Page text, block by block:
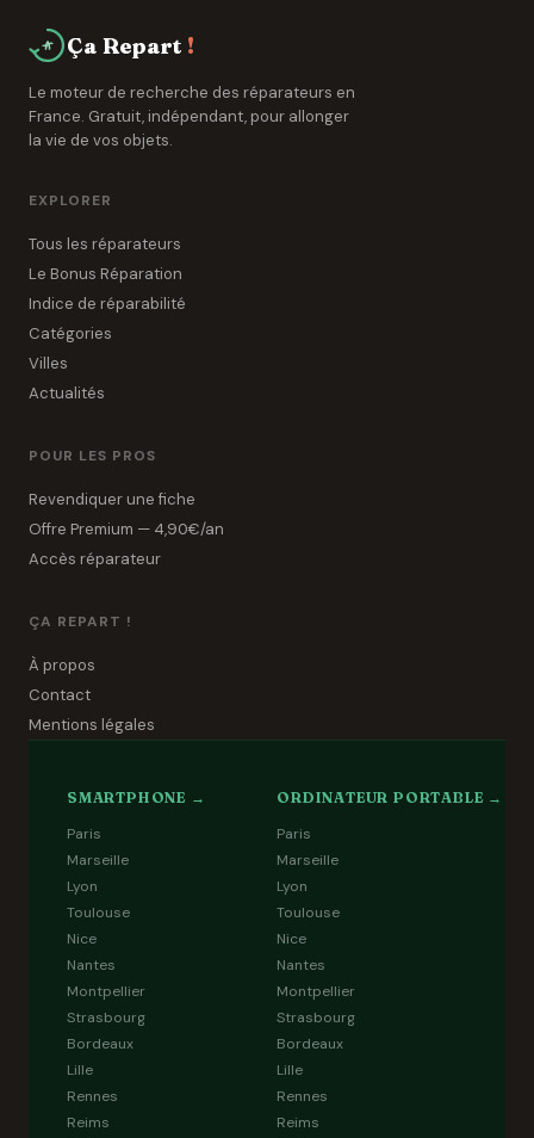
Ça Repart !
Le moteur de recherche des réparateurs en
France. Gratuit, indépendant, pour allonger
la vie de vos objets.
EXPLORER
Tous les réparateurs
Le Bonus Réparation
Indice de réparabilité
Catégories
Villes
Actualités
POUR LES PROS
Revendiquer une fiche
Offre Premium — 4,90€/an
Accès réparateur
ÇA REPART !
À propos
Contact
Mentions légales
SMARTPHONE →
Paris
Marseille
Lyon
Toulouse
Nice
Nantes
Montpellier
Strasbourg
Bordeaux
Lille
Rennes
Reims
ORDINATEUR PORTABLE →
Paris
Marseille
Lyon
Toulouse
Nice
Nantes
Montpellier
Strasbourg
Bordeaux
Lille
Rennes
Reims